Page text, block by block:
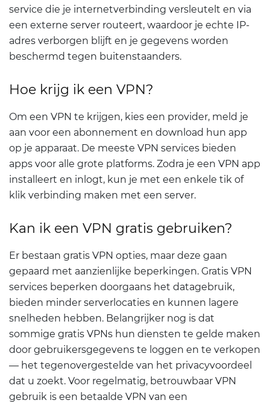
service die je internetverbinding versleutelt en via
een externe server routeert, waardoor je echte IP-
adres verborgen blijft en je gegevens worden
beschermd tegen buitenstaanders.
Hoe krijg ik een VPN?
Om een VPN te krijgen, kies een provider, meld je
aan voor een abonnement en download hun app
op je apparaat. De meeste VPN services bieden
apps voor alle grote platforms. Zodra je een VPN app
installeert en inlogt, kun je met een enkele tik of
klik verbinding maken met een server.
Kan ik een VPN gratis gebruiken?
Er bestaan gratis VPN opties, maar deze gaan
gepaard met aanzienlijke beperkingen. Gratis VPN
services beperken doorgaans het datagebruik,
bieden minder serverlocaties en kunnen lagere
snelheden hebben. Belangrijker nog is dat
sommige gratis VPNs hun diensten te gelde maken
door gebruikersgegevens te loggen en te verkopen
— het tegenovergestelde van het privacyvoordeel
dat u zoekt. Voor regelmatig, betrouwbaar VPN
gebruik is een betaalde VPN van een